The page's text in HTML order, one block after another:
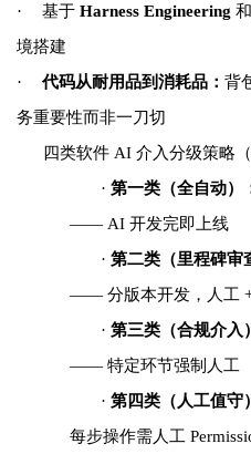
·
基于 Harness Engineering 和
境搭建
·
代码从耐用品到消耗品： 背
务重要性而非一刀切
四类软件 AI 介入分级策略
· 第一类（全自动）
—— AI 开发完即上线
· 第二类（里程碑审
—— 分版本开发，人工
· 第三类（合规介入
—— 特定环节强制人工
· 第四类（人工值守
每步操作需人工